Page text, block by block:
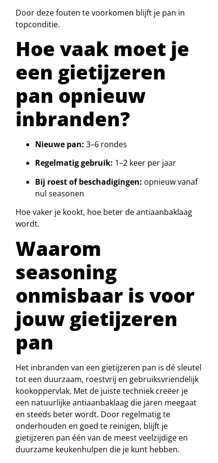
Door deze fouten te voorkomen blijft je pan in
topconditie.
Hoe vaak moet je
een gietijzeren
pan opnieuw
inbranden?
Nieuwe pan: 3–6 rondes
Regelmatig gebruik: 1–2 keer per jaar
Bij roest of beschadigingen: opnieuw vanaf
nul seasonen
Hoe vaker je kookt, hoe beter de antiaanbaklaag
wordt.
Waarom
seasoning
onmisbaar is voor
jouw gietijzeren
pan
Het inbranden van een gietijzeren pan is dé sleutel
tot een duurzaam, roestvrij en gebruiksvriendelijk
kookoppervlak. Met de juiste techniek creëer je
een natuurlijke antiaanbaklaag die jaren meegaat
en steeds beter wordt. Door regelmatig te
onderhouden en goed te reinigen, blijft je
gietijzeren pan één van de meest veelzijdige en
duurzame keukenhulpen die je kunt hebben.